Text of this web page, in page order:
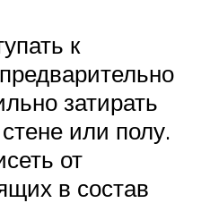
к
затирать
или полу.
от
в состав